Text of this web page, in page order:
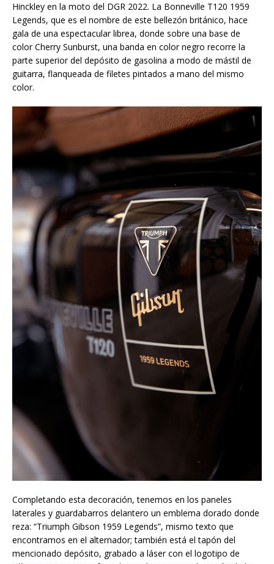
Hinckley en la moto del DGR 2022. La Bonneville T120 1959
Legends, que es el nombre de este bellezón británico, hace
gala de una espectacular librea, donde sobre una base de
color Cherry Sunburst, una banda en color negro recorre la
parte superior del depósito de gasolina a modo de mástil de
guitarra, flanqueada de filetes pintados a mano del mismo
color.
Completando esta decoración, tenemos en los paneles
laterales y guardabarros delantero un emblema dorado donde
reza: “Triumph Gibson 1959 Legends”, mismo texto que
encontramos en el alternador; también está el tapón del
mencionado depósito, grabado a láser con el logotipo de